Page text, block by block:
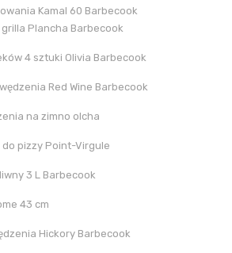
Kamal 60 Barbecook
Plancha Barbecook
4 sztuki Olivia Barbecook
Red Wine Barbecook
na zimno olcha
do pizzy Point-Virgule
3 L Barbecook
43 cm
Hickory Barbecook